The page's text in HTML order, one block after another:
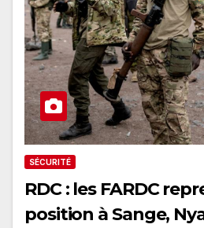
SÉCURITÉ
RDC : les FARDC
position à Sange,